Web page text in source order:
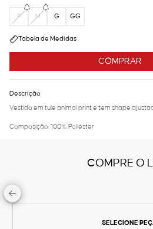
COMPRAR
P M G GG
Tabela de Medidas
Descrição
Vestido em tule animal print e tem shape
Composição: 100% Poliéster
COMPRE O
SELECIONE